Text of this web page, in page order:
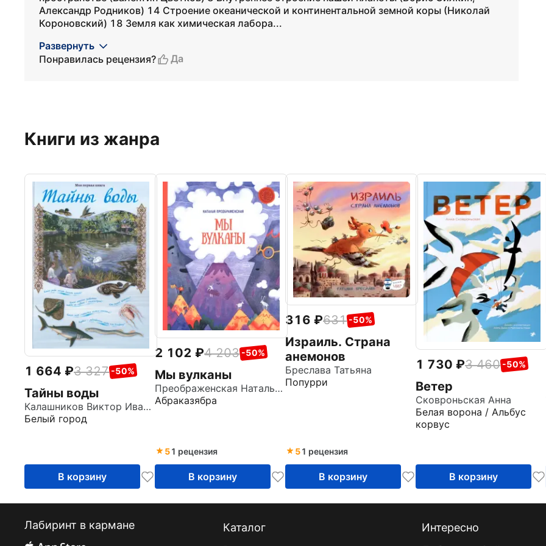
Александр Родников) 14 Строение океанической и континентальной земной коры (Николай
Короновский) 18 Земля как химическая лабора...
Развернуть
Понравилась рецензия?
Да
Книги из жанра
1 664 3 327 -50%
Тайны воды
Калашников Виктор Иванович
Белый город
В корзину
2 102 4 203 -50%
Мы вулканы
Преображенская Наталья Викторовна
Абраказябра
51 рецензия
В корзину
316 631 -50%
Израиль. Страна
анемонов
Бреслава Татьяна
Попурри
51 рецензия
В корзину
1 730 3 460 -50%
Ветер
Сковроньская Анна
Белая ворона / Альбус
корвус
В корзину
Лабиринт в кармане
Каталог
Интересно